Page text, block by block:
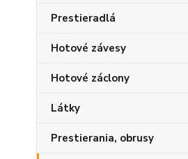
Prestieradlá
Hotové závesy
Hotové záclony
Látky
Prestierania, obrusy